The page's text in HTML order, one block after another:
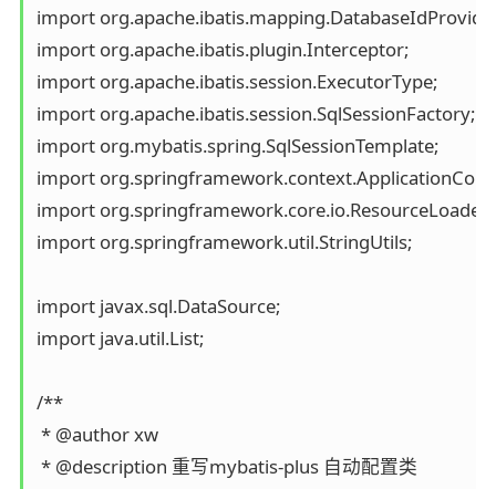
import
import org.apache.ibatis.plugin.Interceptor;
import org.apache.ibatis.session.ExecutorType;
import org.apache.ibatis.session.SqlSessionFactory;
import org.mybatis.spring.SqlSessionTemplate;
import
import org.springframework.core.io.ResourceLoader;
import org.springframework.util.StringUtils;
import javax.sql.DataSource;
import java.util.List;
/**
* @author xw
* @description 重写mybatis-plus 自动配置类